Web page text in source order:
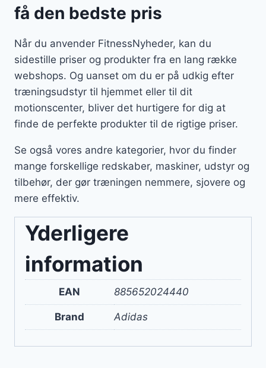
få den bedste pris
Når du anvender FitnessNyheder, kan du
sidestille priser og produkter fra en lang række
webshops. Og uanset om du er på udkig efter
træningsudstyr til hjemmet eller til dit
motionscenter, bliver det hurtigere for dig at
finde de perfekte produkter til de rigtige priser.
Se også vores andre kategorier, hvor du finder
mange forskellige redskaber, maskiner, udstyr og
tilbehør, der gør træningen nemmere, sjovere og
mere effektiv.
Yderligere
information
EAN 885652024440
Brand Adidas